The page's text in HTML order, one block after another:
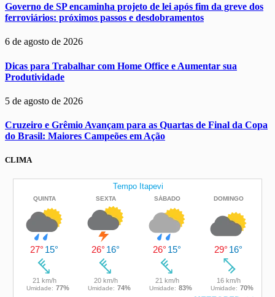
Governo de SP encaminha projeto de lei após fim da greve dos
ferroviários: próximos passos e desdobramentos
6 de agosto de 2026
Dicas para Trabalhar com Home Office e Aumentar sua
Produtividade
5 de agosto de 2026
Cruzeiro e Grêmio Avançam para as Quartas de Final da Copa
do Brasil: Maiores Campeões em Ação
CLIMA